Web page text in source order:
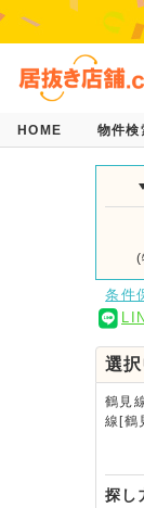
HOME 物件検
(
条件
選
鶴見
線[鶴
探し